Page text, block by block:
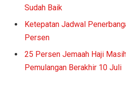
Sudah Baik
Ketepatan Jadwal
Persen
25 Persen Jemaah Haji
Pemulangan Berakhir 10 Juli